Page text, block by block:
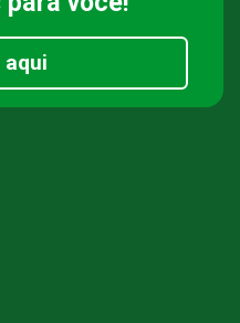
aqui